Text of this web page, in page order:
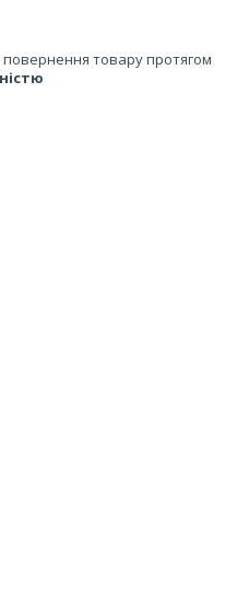
повернення товару протягом